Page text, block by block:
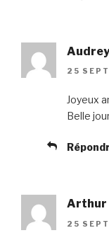
Audrey
25
Joyeux
Belle
Arthur
25